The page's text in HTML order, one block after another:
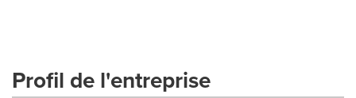
Profil de l'entreprise